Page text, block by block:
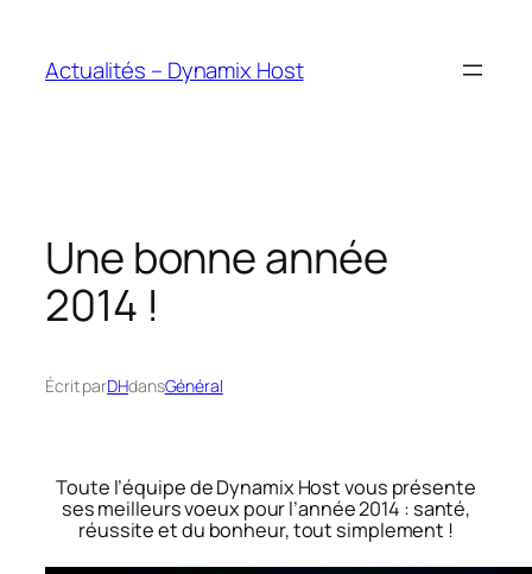
contenu
Actualités – Dynamix Host
Une bonne année
2014 !
Écrit parDHdansGénéral
Toute l’équipe de Dynamix Host vous présente
ses meilleurs voeux pour l’année 2014 : santé,
réussite et du bonheur, tout simplement !